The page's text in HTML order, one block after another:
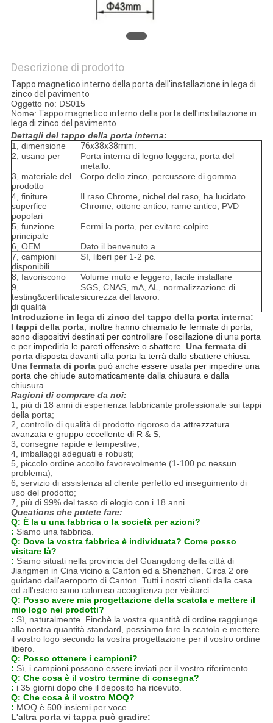
Descrizione di prodotto
Tappo magnetico interno della porta dell'installazione in lega di
zinco del pavimento
Oggetto no: DS015
Nome: Tappo magnetico interno della porta dell'installazione in
lega di zinco del pavimento
Dettagli del tappo della porta interna:
1, dimensione
76x38x38mm.
2, usano per
Porta interna di legno leggera, porta del
metallo.
3, materiale del
prodotto
Corpo dello zinco, percussore di gomma
4, finiture
superfice
popolari
Il raso Chrome, nichel del raso, ha lucidato
Chrome, ottone antico, rame antico, PVD
5, funzione
principale
Fermi la porta, per evitare colpire.
6, OEM
Dato il benvenuto a
7, campioni
disponibili
Sì, liberi per 1-2 pc.
8, favoriscono
Volume muto e leggero, facile installare
9,
testing&certificate
di qualità
SGS, CNAS, mA, AL, normalizzazione di
sicurezza del lavoro.
Introduzione in lega di zinco del tappo della porta interna:
I tappi della porta, inoltre hanno chiamato le fermate di porta,
sono dispositivi destinati per controllare l'oscillazione diuna porta
e per impedirla le pareti offensive o sbattere. Una fermata di
porta disposta davanti alla porta la terrà dallo sbattere chiusa.
Una fermata di porta può anche essere usata per impedire una
porta che chiude automaticamente dalla chiusura e dalla
chiusura.
Ragioni di comprare da noi:
1, più di 18 anni di esperienza fabbricante professionale sui tappi
della porta;
2, controllo di qualità di prodotto rigoroso da attrezzatura
avanzata e gruppo eccellente di R & S;
3, consegne rapide e tempestive;
4, imballaggi adeguati e robusti;
5, piccolo ordine accolto favorevolmente (1-100 pc nessun
problema);
6, servizio di assistenza al cliente perfetto ed inseguimento di
uso del prodotto;
7, più di 99% del tasso di elogio con i 18 anni.
Queations che potete fare:
Q: È la u una fabbrica o la società per azioni?
: Siamo una fabbrica.
Q: Dove la vostra fabbrica è individuata? Come posso
visitare là?
: Siamo situati nella provincia del Guangdong della città di
Jiangmen in Cina vicino a Canton ed a Shenzhen. Circa 2 ore
guidano dall'aeroporto di Canton. Tutti i nostri clienti dalla casa
ed all'estero sono caloroso accoglienza per visitarci.
Q: Posso avere mia progettazione della scatola e mettere il
mio logo nei prodotti?
: Sì, naturalmente. Finchè la vostra quantità di ordine raggiunge
alla nostra quantità standard, possiamo fare la scatola e mettere
il vostro logo secondo la vostra progettazione per il vostro ordine
libero.
Q: Posso ottenere i campioni?
: Sì, i campioni possono essere inviati per il vostro riferimento.
Q: Che cosa è il vostro termine di consegna?
: i 35 giorni dopo che il deposito ha ricevuto.
Q: Che cosa è il vostro MOQ?
: MOQ è 500 insiemi per voce.
L'altra porta vi tappa può gradire: